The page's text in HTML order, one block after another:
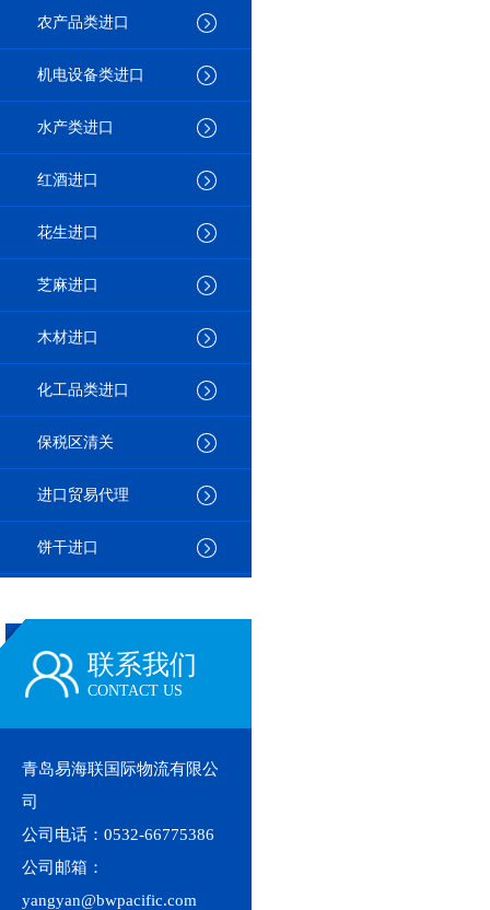
农产品类进口
机电设备类进口
水产类进口
红酒进口
花生进口
芝麻进口
木材进口
化工品类进口
保税区清关
进口贸易代理
饼干进口
联系我们
CONTACT US
青岛易海联国际物流有限公
司
公司电话：0532-66775386
公司邮箱：
yangyan@bwpacific.com